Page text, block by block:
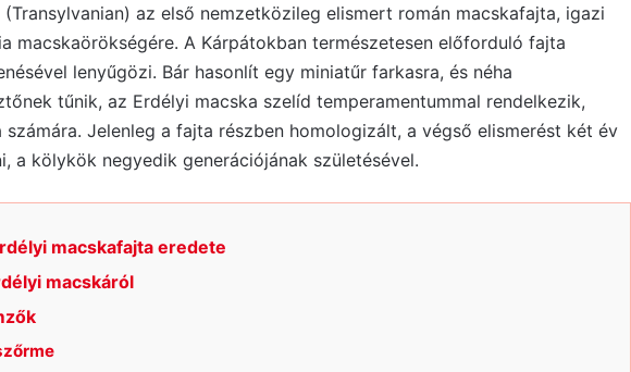
az első nemzetközileg elismert román macskafajta, igazi
macskaörökségére. A Kárpátokban természetesen előforduló fajta
lenyűgözi. Bár hasonlít egy miniatűr farkasra, és néha
tűnik, az Erdélyi macska szelíd temperamentummal rendelkezik,
számára. Jelenleg a fajta részben homologizált, a végső elismerést két év
a kölykök negyedik generációjának születésével.
macskafajta eredete
macskáról